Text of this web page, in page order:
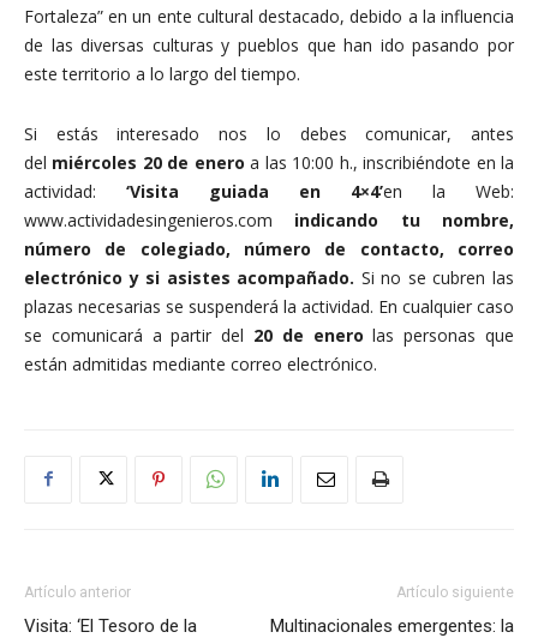
Fortaleza” en un ente cultural destacado, debido a la influencia
de las diversas culturas y pueblos que han ido pasando por
este territorio a lo largo del tiempo.
Si estás interesado nos lo debes comunicar, antes
del miércoles 20 de enero a las 10:00 h., inscribiéndote en la
actividad: ‘Visita guiada en 4×4’en la Web:
www.actividadesingenieros.com indicando tu nombre,
número de colegiado, número de contacto, correo
electrónico y si asistes acompañado. Si no se cubren las
plazas necesarias se suspenderá la actividad. En cualquier caso
se comunicará a partir del 20 de enero las personas que
están admitidas mediante correo electrónico.
Artículo anterior
Visita: ‘El Tesoro de la
Artículo siguiente
Multinacionales emergentes: la